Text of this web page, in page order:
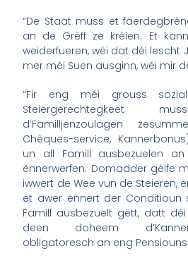
“De Staat muss et
an de Grëff ze kréien. Et
weiderfueren, wéi dat déi lescht
mer méi Suen ausginn, wéi mir
“Fir eng méi grouss
Steiergerechtegkeet
d’Familljenzoulagen
Chèques-service,
un all Famill ausbezuelen
ënnerwerfen. Domadder géife
iwwert de Wee vun de Steieren,
et awer ënnert der Conditioun
Famill ausbezuelt gëtt, datt
deen doheem
obligatoresch an eng